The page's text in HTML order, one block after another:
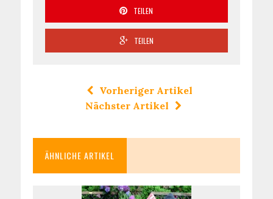
TEILEN
TEILEN
Vorheriger Artikel
Nächster Artikel
ÄHNLICHE ARTIKEL